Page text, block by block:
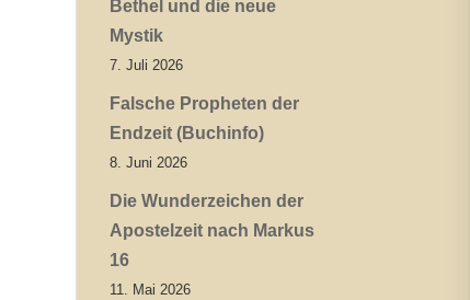
Bethel und die neue
Mystik
7. Juli 2026
Falsche Propheten der
Endzeit (Buchinfo)
8. Juni 2026
Die Wunderzeichen der
Apostelzeit nach Markus
16
11. Mai 2026